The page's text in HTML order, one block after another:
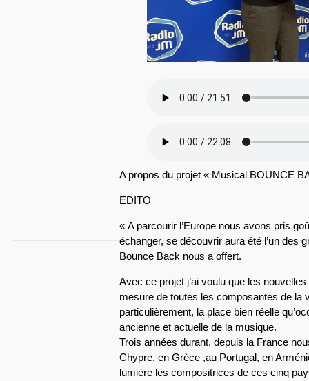
A propos du projet « Musical BOUNCE
EDITO
« A parcourir l’Europe nous avons pris
échanger, se découvrir aura été l’un des
Bounce Back nous a offert.
Avec ce projet j’ai voulu que les
mesure de toutes les composantes de la
particulièrement, la place bien réelle
ancienne et actuelle de la musique.
Trois années durant, depuis la France
Chypre, en Grèce ,au Portugal, en
lumière les compositrices de ces cinq